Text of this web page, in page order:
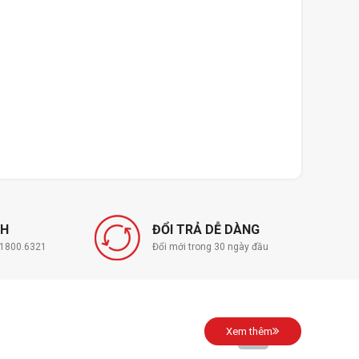
ĐỔI TRẢ DỄ DÀNG
Đổi mới trong 30 ngày đầu
Xem thêm